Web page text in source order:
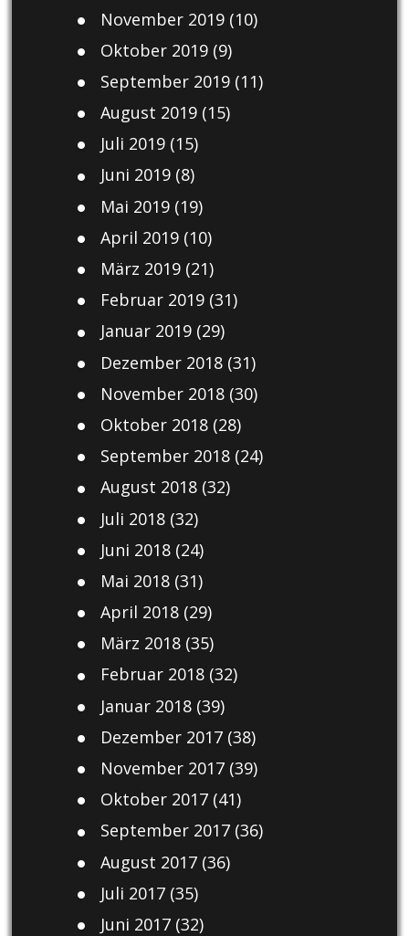
November 2019(10)
Oktober 2019(9)
September 2019(11)
August 2019(15)
Juli 2019(15)
Juni 2019(8)
Mai 2019(19)
April 2019(10)
März 2019(21)
Februar 2019(31)
Januar 2019(29)
Dezember 2018(31)
November 2018(30)
Oktober 2018(28)
September 2018(24)
August 2018(32)
Juli 2018(32)
Juni 2018(24)
Mai 2018(31)
April 2018(29)
März 2018(35)
Februar 2018(32)
Januar 2018(39)
Dezember 2017(38)
November 2017(39)
Oktober 2017(41)
September 2017(36)
August 2017(36)
Juli 2017(35)
Juni 2017(32)